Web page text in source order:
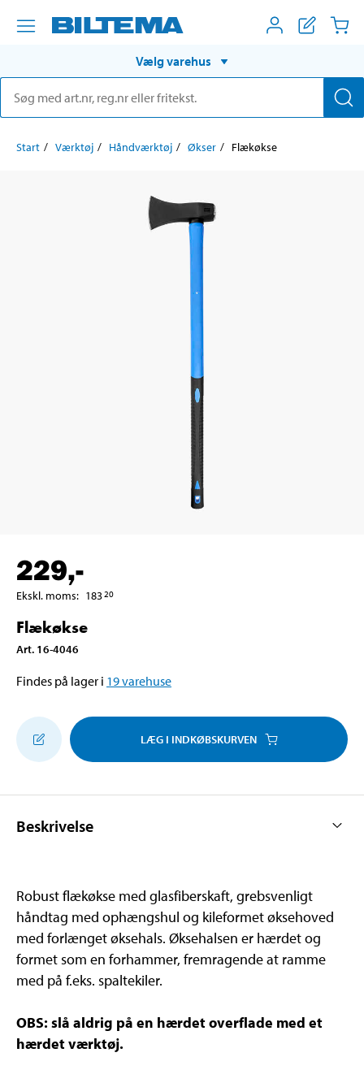
Vælg varehus
Start Værktøj Håndværktøj Økser Flækøkse
229,-
Ekskl. moms: 18320
Flækøkse
Art. 16-4046
Findes på lager i 19varehuse
LÆG I INDKØBSKURVEN
Beskrivelse
Robust flækøkse med glasfiberskaft, grebsvenligt
håndtag med ophængshul og kileformet øksehoved
med forlænget øksehals. Øksehalsen er hærdet og
formet som en forhammer, fremragende at ramme
med på f.eks. spaltekiler.
OBS: slå aldrig på en hærdet overflade med et
hærdet værktøj.